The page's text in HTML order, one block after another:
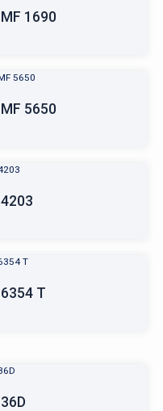
MF 1690
MF 5650
4203
6354 T
36D